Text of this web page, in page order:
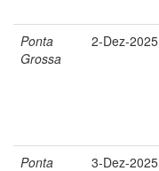
Ponta
Grossa
2-Dez-2025
Ponta
3-Dez-2025